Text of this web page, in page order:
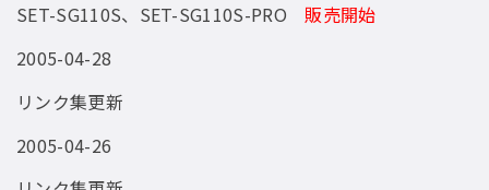
SET-SG110S、SET-SG110S-PRO販売開始
2005-04-28
リンク集更新
2005-04-26